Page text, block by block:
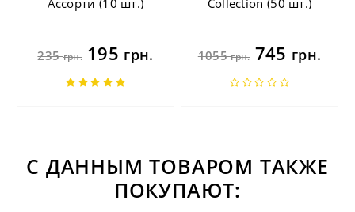
235грн.195 грн. 1055грн.745 грн.
С ДАННЫМ ТОВАРОМ ТАКЖЕ
ПОКУПАЮТ: